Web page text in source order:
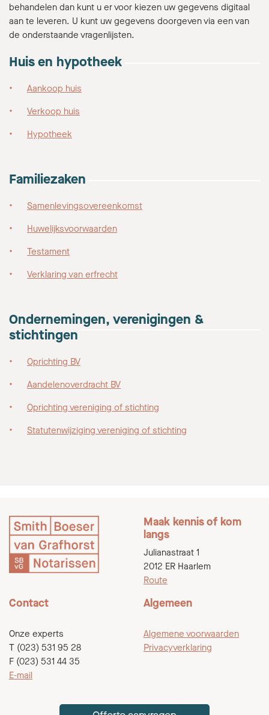
behandelen dan kunt u er voor kiezen uw gegevens digitaal
aan te leveren. U kunt uw gegevens doorgeven via een van
de onderstaande vragenlijsten.
Huis en hypotheek
Aankoop huis
Verkoop huis
Hypotheek
Familiezaken
Samenlevingsovereenkomst
Huwelijksvoorwaarden
Testament
Verklaring van erfrecht
Ondernemingen, verenigingen &
stichtingen
Oprichting BV
Aandelenoverdracht BV
Oprichting vereniging of stichting
Statutenwijziging vereniging of stichting
Maak kennis of kom
langs
Julianastraat 1
2012 ER Haarlem
Route
Contact
Onze experts
T (023) 531 95 28
F (023) 531 44 35
E-mail
Algemeen
Algemene voorwaarden
Privacyverklaring